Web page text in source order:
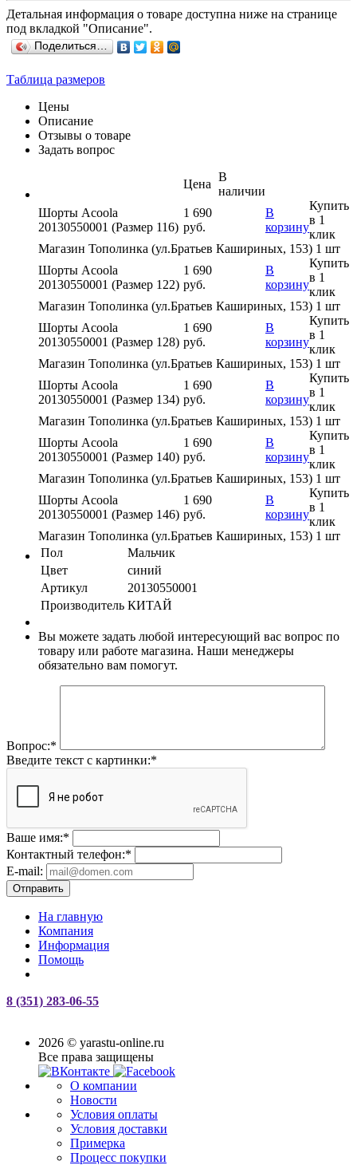
Детальная информация о товаре доступна ниже на странице
под вкладкой "Описание".
Поделиться…
Таблица размеров
Цены
Описание
Отзывы о товаре
Задать вопрос
Цена
В
наличии
Шорты Acoola
20130550001 (Размер 116)
1 690
руб.
В
корзину
Купить
в 1
клик
Магазин Тополинка (ул.Братьев Кашириных, 153) 1 шт
Шорты Acoola
20130550001 (Размер 122)
1 690
руб.
В
корзину
Купить
в 1
клик
Магазин Тополинка (ул.Братьев Кашириных, 153) 1 шт
Шорты Acoola
20130550001 (Размер 128)
1 690
руб.
В
корзину
Купить
в 1
клик
Магазин Тополинка (ул.Братьев Кашириных, 153) 1 шт
Шорты Acoola
20130550001 (Размер 134)
1 690
руб.
В
корзину
Купить
в 1
клик
Магазин Тополинка (ул.Братьев Кашириных, 153) 1 шт
Шорты Acoola
20130550001 (Размер 140)
1 690
руб.
В
корзину
Купить
в 1
клик
Магазин Тополинка (ул.Братьев Кашириных, 153) 1 шт
Шорты Acoola
20130550001 (Размер 146)
1 690
руб.
В
корзину
Купить
в 1
клик
Магазин Тополинка (ул.Братьев Кашириных, 153) 1 шт
Пол
Мальчик
Цвет
синий
Артикул
20130550001
Производитель КИТАЙ
Вы можете задать любой интересующий вас вопрос по
товару или работе магазина. Наши менеджеры
обязательно вам помогут.
Вопрос:*
Введите текст с картинки:*
Ваше имя:*
Контактный телефон:*
E-mail:
Отправить
На главную
Компания
Информация
Помощь
8 (351) 283-06-55
2026 © yarastu-online.ru
Все права защищены
О компании
Новости
Условия оплаты
Условия доставки
Примерка
Процесс покупки